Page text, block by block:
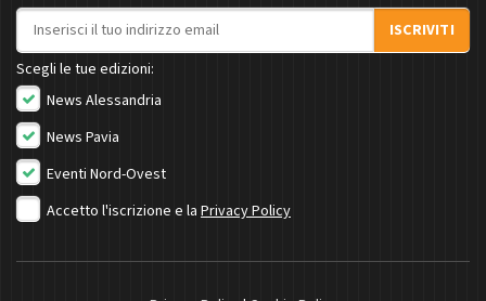
Indirizzo email
ISCRIVITI
Scegli le tue edizioni:
News Alessandria
News Pavia
Eventi Nord-Ovest
Accetto l'iscrizione e la Privacy Policy